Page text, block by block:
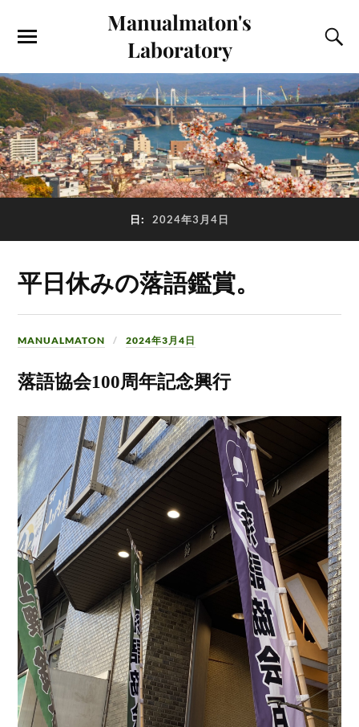
Manualmaton's
Laboratory
日: 2024年3月4日
平日休みの落語鑑賞。
MANUALMATON 2024年3月4日
落語協会100周年記念興行